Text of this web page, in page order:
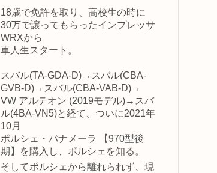
18歳で免許を取り、高校生の時に
30万で譲ってもらったインプレッサ
WRXから
車人生スタート。
スバル(TA-GDA-D)→スバル(CBA-
GVB-D)→スバル(CBA-VAB-D)→
VW アルテオン (2019モデル)→スバ
ル(4BA-VN5)と経て、ついに2021年
10月
ポルシェ・パナメーラ 【970型後
期】を購入し、ポルシェを知る。
そしてポルシェから離れられず、現